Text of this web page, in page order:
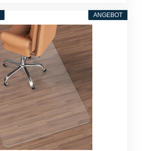
ANGEBOT